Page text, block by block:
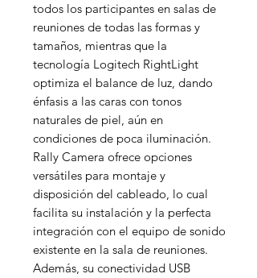
todos los participantes en salas de
reuniones de todas las formas y
tamaños, mientras que la
tecnología Logitech RightLight
optimiza el balance de luz, dando
énfasis a las caras con tonos
naturales de piel, aún en
condiciones de poca iluminación.
Rally Camera ofrece opciones
versátiles para montaje y
disposición del cableado, lo cual
facilita su instalación y la perfecta
integración con el equipo de sonido
existente en la sala de reuniones.
Además, su conectividad USB